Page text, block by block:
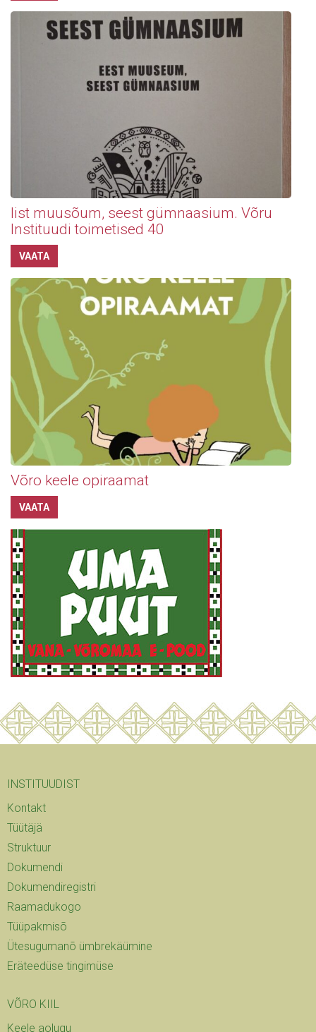
Iist muusõum, seest gümnaasium. Võru
Instituudi toimetised 40
VAATA
Võro keele opiraamat
VAATA
INSTITUUDIST
Kontakt
Tüütäjä
Struktuur
Dokumendi
Dokumendiregistri
Raamadukogo
Tüüpakmisõ
Ütesugumanõ ümbrekäümine
Eräteedüse tingimüse
VÕRO KIIL
Keele aolugu